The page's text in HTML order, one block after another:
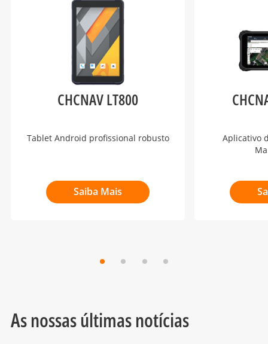
CHCNAV LT800
Tablet Android profissional robusto
Saiba Mais
Aplicativo
As nossas últimas notícias